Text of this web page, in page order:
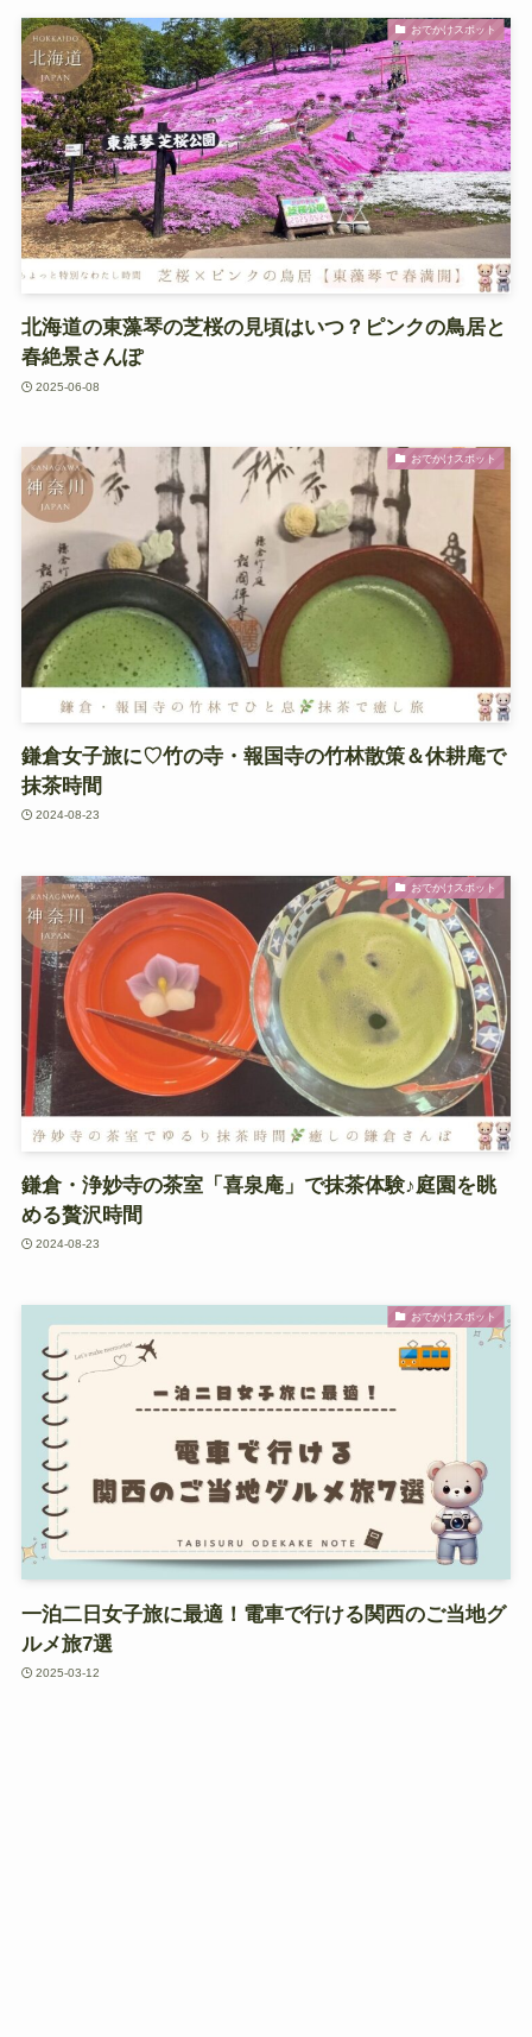
おでかけスポット
北海道の東藻琴の芝桜の見頃はいつ？ピンクの鳥居と
春絶景さんぽ
2025-06-08
おでかけスポット
鎌倉女子旅に♡竹の寺・報国寺の竹林散策＆休耕庵で
抹茶時間
2024-08-23
おでかけスポット
鎌倉・浄妙寺の茶室「喜泉庵」で抹茶体験♪庭園を眺
める贅沢時間
2024-08-23
おでかけスポット
一泊二日女子旅に最適！電車で行ける関西のご当地グ
ルメ旅7選
2025-03-12